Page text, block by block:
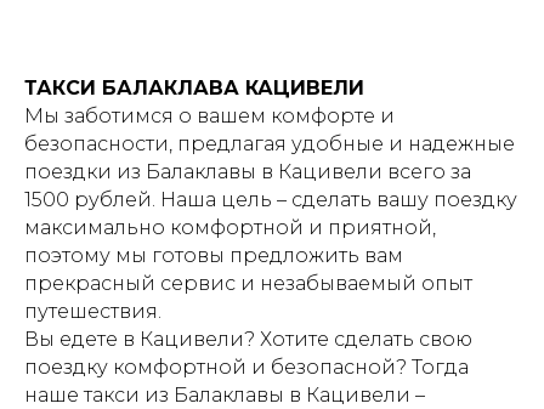
ТАКСИ БАЛАКЛАВА КАЦИВЕЛИ
Мы заботимся о вашем комфорте и
безопасности, предлагая удобные и надежные
поездки из Балаклавы в Кацивели всего за
1500 рублей. Наша цель – сделать вашу поездку
максимально комфортной и приятной,
поэтому мы готовы предложить вам
прекрасный сервис и незабываемый опыт
путешествия.
Вы едете в Кацивели? Хотите сделать свою
поездку комфортной и безопасной? Тогда
наше такси из Балаклавы в Кацивели –